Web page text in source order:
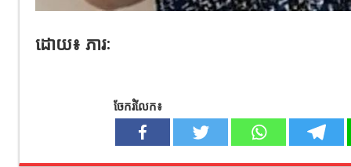
ដោយ៖ ភារៈ
ចែករំលែក៖